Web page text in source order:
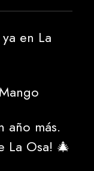
en La
año más.
La Osa! 🎄